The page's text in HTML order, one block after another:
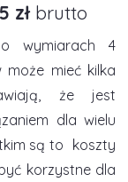
zł brutto
wymiarach 4
mieć kilka
że jest
dla wielu
są to koszty
korzystne dla